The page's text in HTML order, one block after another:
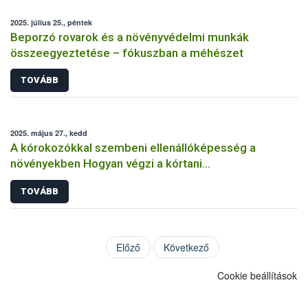
2025. július 25., péntek
Beporzó rovarok és a növényvédelmi munkák
összeegyeztetése – fókuszban a méhészet
TOVÁBB
2025. május 27., kedd
A kórokozókkal szembeni ellenállóképesség a
növényekben Hogyan végzi a kórtani
rezisztenciavizsgálatokat a Nébih?
TOVÁBB
Előző Következő
Cookie beállítások